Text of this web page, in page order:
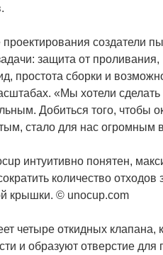
создатели
защита от
простота сборки и
«Мы хотели сделать
Добиться того, чтобы
стало для нас огромным
интуитивно понятен,
количество отходов
крышки. © unocup.com
четыре откидных клапана,
и образуют отверстие